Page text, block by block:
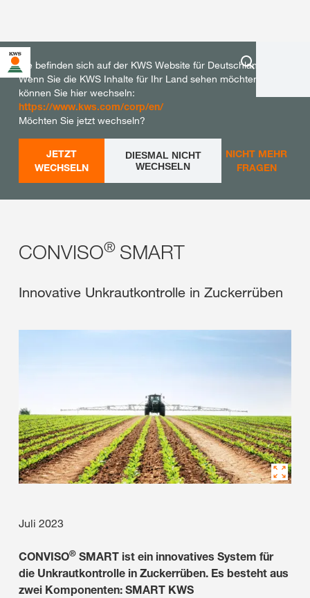
Sie befinden sich auf der KWS Website für Deutschland.
Wenn Sie die KWS Inhalte für Ihr Land sehen möchten,
können Sie hier wechseln:
https://www.kws.com/corp/en/
Möchten Sie jetzt wechseln?
JETZT
WECHSELN
DIESMAL NICHT
WECHSELN
NICHT MEHR
FRAGEN
CONVISO® SMART
Innovative Unkrautkontrolle in Zuckerrüben
Juli 2023
CONVISO® SMART ist ein innovatives System für
die Unkrautkontrolle in Zuckerrüben. Es besteht aus
zwei Komponenten: SMART KWS